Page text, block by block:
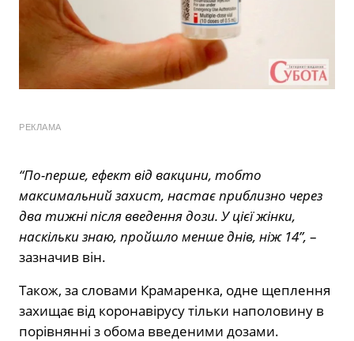
РЕКЛАМА
“По-перше, ефект від вакцини, тобто
максимальний захист, настає приблизно через
два тижні після введення дози. У цієї жінки,
наскільки знаю, пройшло менше днів, ніж 14”, –
зазначив він.
Також, за словами Крамаренка, одне щеплення
захищає від коронавірусу тільки наполовину в
порівнянні з обома введеними дозами.